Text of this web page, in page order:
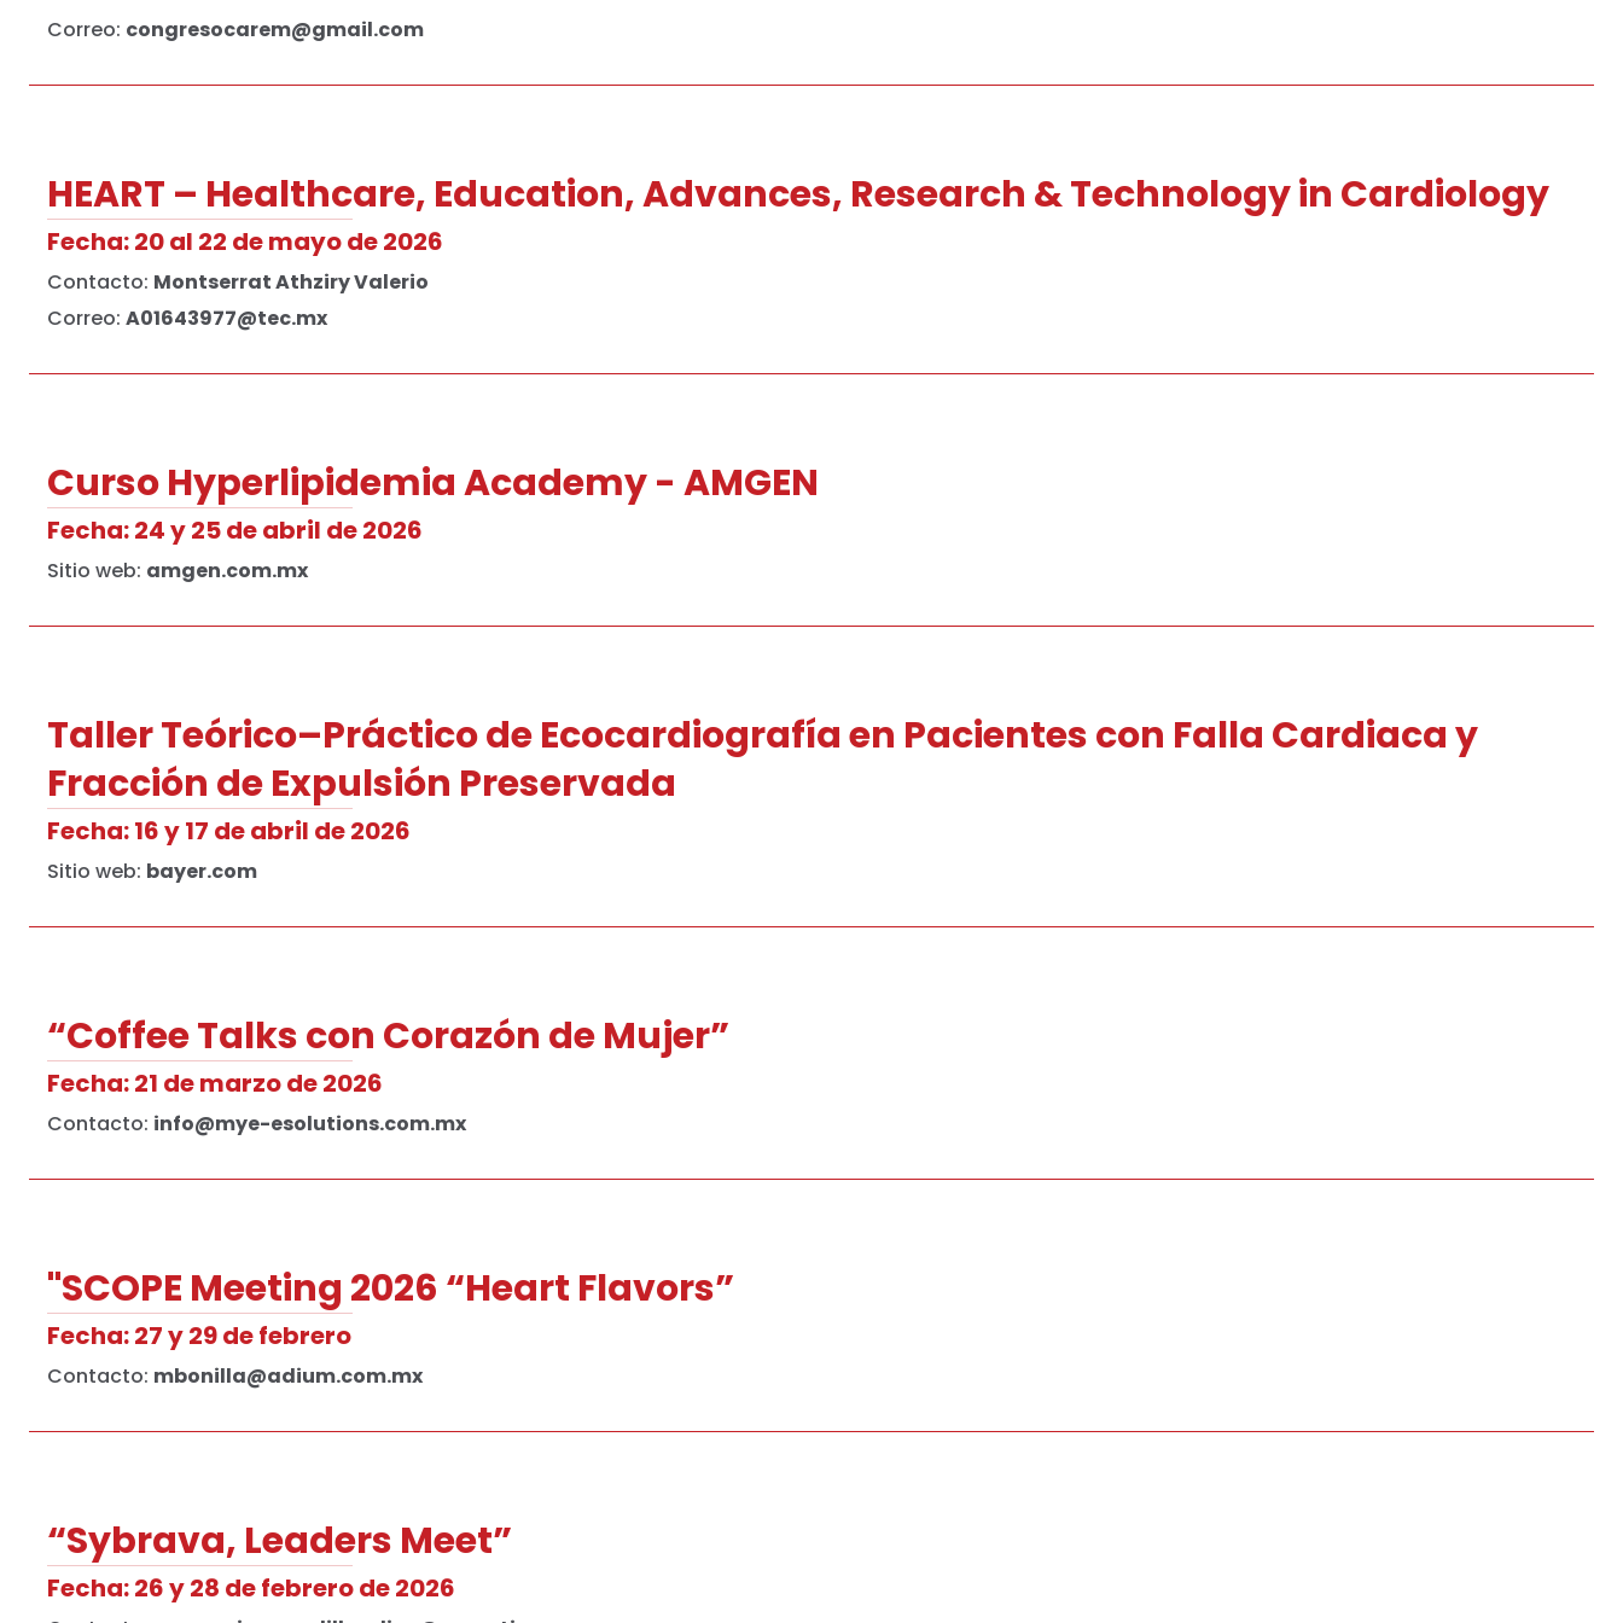
Correo: congresocarem@gmail.com
HEART – Healthcare, Education, Advances, Research & Technology in Cardiology
Fecha: 20 al 22 de mayo de 2026
Contacto: Montserrat Athziry Valerio
Correo: A01643977@tec.mx
Curso Hyperlipidemia Academy - AMGEN
Fecha: 24 y 25 de abril de 2026
Sitio web: amgen.com.mx
Taller Teórico–Práctico de Ecocardiografía en Pacientes con Falla Cardiaca y
Fracción de Expulsión Preservada
Fecha: 16 y 17 de abril de 2026
Sitio web: bayer.com
“Coffee Talks con Corazón de Mujer”
Fecha: 21 de marzo de 2026
Contacto: info@mye-esolutions.com.mx
"SCOPE Meeting 2026 “Heart Flavors”
Fecha: 27 y 29 de febrero
Contacto: mbonilla@adium.com.mx
“Sybrava, Leaders Meet”
Fecha: 26 y 28 de febrero de 2026